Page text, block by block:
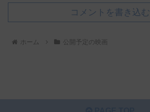
コメントを書き込む
ホーム 公開予定の映画